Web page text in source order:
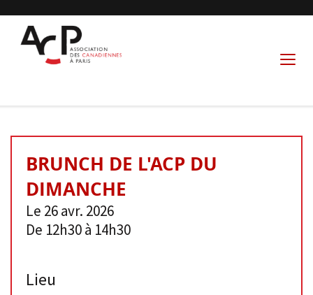
BRUNCH DE L'ACP DU
DIMANCHE
Le 26 avr. 2026
De 12h30 à 14h30
Lieu